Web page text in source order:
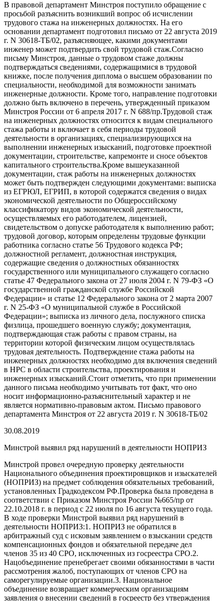
В правовой департамент Минстроя поступило обращение с
просьбой разъяснить возникший вопрос об исчислении
трудового стажа на инженерных должностях. На его
основании департамент подготовил письмо от 22 августа 2019
г. N 30618-ТБ/02, разъясняющее, какими документами
инженер может подтвердить свой трудовой стаж.Согласно
письму Минстроя, данные о трудовом стаже должны
подтверждаться сведениями, содержащимися в трудовой
книжке, после получения диплома о высшем образовании по
специальности, необходимой для возможности занимать
инженерные должности. Кроме того, направление подготовки
должно быть включено в перечень, утвержденный приказом
Минстроя России от 6 апреля 2017 г. N 688/пр.Трудовой стаж
на инженерных должностях относится к видам специального
стажа работы и включает в себя периоды трудовой
деятельности в организациях, специализирующихся на
выполнении инженерных изысканий, подготовке проектной
документации, строительстве, капремонте и сносе объектов
капитального строительства.Кроме вышеуказанной
документации, стаж работы на инженерных должностях
может быть подтвержден следующими документами: выписка
из ЕГРЮЛ, ЕГРИП, в которой содержатся сведения о видах
экономической деятельности по Общероссийскому
классификатору видов экономической деятельности,
осуществляемых его работодателем, лицензией,
свидетельством о допуске работодателя к выполнению работ;
трудовой договор, которым определены трудовые функции
работника согласно статье 56 Трудового кодекса РФ;
должностной регламент, должностная инструкция,
содержащие сведения о должностных обязанностях
государственного или муниципального служащего согласно
статье 47 Федерального закона от 27 июля 2004 г. N 79-ФЗ «О
государственной гражданской службе Российской
Федерации» и статье 12 Федерального закона от 2 марта 2007
г. N 25-ФЗ «О муниципальной службе в Российской
Федерации»; выписка из личного дела, послужного списка
физлица, прошедшего военную службу; документация,
подтверждающая стаж работы с правом страны, на
территории которой физическим лицом осуществлялась
трудовая деятельность. Подтверждение стажа работы на
инженерных должностях необходимо для включения сведений
в НРС в области строительства, проектирования и
инженерных изысканий.Стоит отметить, что при применении
данного письма необходимо учитывать тот факт, что оно
носит информационно-разъяснительный характер и не
является нормативно-правовым актом. Письмо правового
департамента Минстроя от 22 августа 2019 г. N 30618-ТБ/02
30.08.2019
Минстрой выявил ряд нарушений в деятельности НОПРИЗ
Минстрой провел очередную проверку деятельности
Национального объединения проектировщиков и изыскателей
(НОПРИЗ) на предмет соблюдения обязательных требований,
установленных Градкодексом РФ.Проверка была проведена в
соответствии с Приказом Минстроя России №665/пр от
22.10.2018 г. в период с 22 июля по 16 августа текущего года.
В ходе проверки Минстрой выявил ряд нарушений в
деятельности НОПРИЗ:1. НОПРИЗ не обратился в
арбитражный суд с исковым заявлением о взыскании средств
компенсационных фондов и обязательной передаче дел
членов 35 из 40 СРО, исключенных из госреестра СРО.2.
Нацобъединение пренебрегает своими обязанностями в части
рассмотрения жалоб, поступающих от членов СРО на
саморегулируемые организации.3. Национальное
объединение возвращает коммерческим организациям
заявления о внесении сведений в госреестр без утверждения